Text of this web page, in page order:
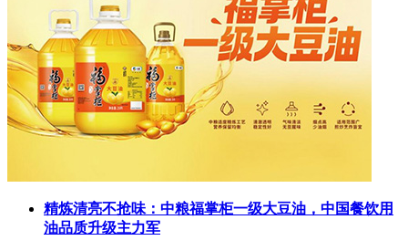
精炼清亮不抢味：中粮福掌柜一级大豆油，中国餐饮用
油品质升级主力军